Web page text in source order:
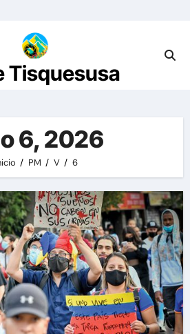
Tisquesusa
6, 2026
PM V 6